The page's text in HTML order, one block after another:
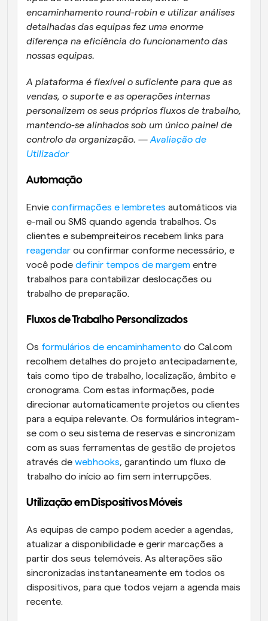
encaminhamento round-robin e utilizar análises
detalhadas das equipas fez uma enorme
diferença na eficiência do funcionamento das
nossas equipas.
A plataforma é flexível o suficiente para que as
vendas, o suporte e as operações internas
personalizem os seus próprios fluxos de trabalho,
mantendo-se alinhados sob um único painel de
controlo da organização. — Avaliação de
Utilizador
Automação
Envie confirmações e lembretes automáticos via
e-mail ou SMS quando agenda trabalhos. Os
reagendar ou confirmar conforme necessário, e
você pode definir tempos de margem entre
trabalhos para contabilizar deslocações ou
trabalho de preparação.
Fluxos de Trabalho Personalizados
Os formulários de encaminhamento do Cal.com
recolhem detalhes do projeto antecipadamente,
tais como tipo de trabalho, localização, âmbito e
cronograma. Com estas informações, pode
direcionar automaticamente projetos ou clientes
para a equipa relevante. Os formulários integram-
se com o seu sistema de reservas e sincronizam
com as suas ferramentas de gestão de projetos
através de webhooks, garantindo um fluxo de
trabalho do início ao fim sem interrupções.
Utilização em Dispositivos Móveis
As equipas de campo podem aceder a agendas,
atualizar a disponibilidade e gerir marcações a
partir dos seus telemóveis. As alterações são
sincronizadas instantaneamente em todos os
dispositivos, para que todos vejam a agenda mais
recente.